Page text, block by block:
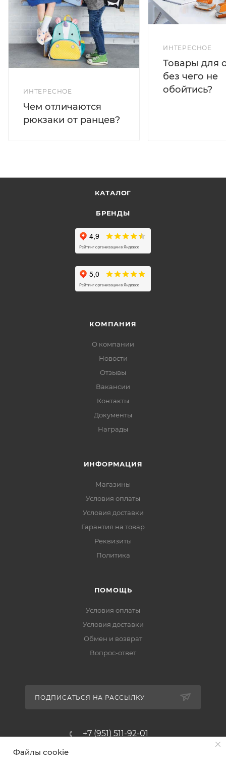
ИНТЕРЕСНОЕ
Чем отличаются
рюкзаки от ранцев?
ИНТЕРЕСНОЕ
Товары для
без чего не
обойтись?
КАТАЛОГ
БРЕНДЫ
КОМПАНИЯ
О компании
Новости
Отзывы
Вакансии
Контакты
Документы
Награды
ИНФОРМАЦИЯ
Магазины
Условия оплаты
Условия доставки
Гарантия на товар
Реквизиты
Политика
ПОМОЩЬ
Условия оплаты
Условия доставки
Обмен и возврат
Вопрос-ответ
ПОДПИСАТЬСЯ НА РАССЫЛКУ
+7 (951) 511-92-01
Файлы cookie